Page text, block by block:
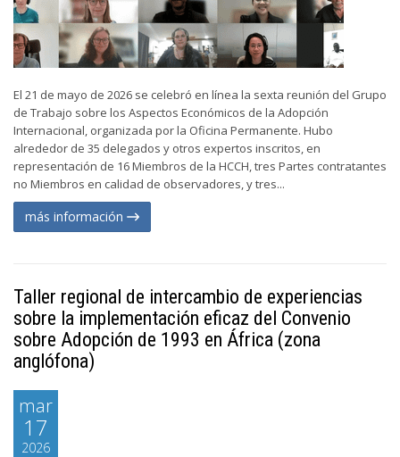
El 21 de mayo de 2026 se celebró en línea la sexta reunión del Grupo
de Trabajo sobre los Aspectos Económicos de la Adopción
Internacional, organizada por la Oficina Permanente. Hubo
alrededor de 35 delegados y otros expertos inscritos, en
representación de 16 Miembros de la HCCH, tres Partes contratantes
no Miembros en calidad de observadores, y tres...
más información
Taller regional de intercambio de experiencias
sobre la implementación eficaz del Convenio
sobre Adopción de 1993 en África (zona
anglófona)
mar
17
2026